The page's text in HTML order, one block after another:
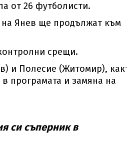
от 26 футболисти.
на Янев ще продължат към
срещи.
и Полесие (Житомир),
програмата и замяна на
си съперник в